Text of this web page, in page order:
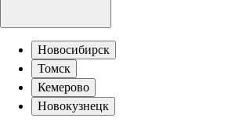
Новосибирск
Томск
Кемерово
Новокузнецк